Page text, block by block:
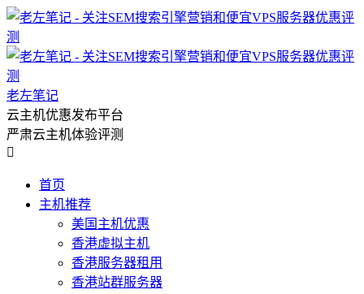
老左笔记
云主机优惠发布平台
严肃云主机体验评测

首页
主机推荐
美国主机优惠
香港虚拟主机
香港服务器租用
香港站群服务器